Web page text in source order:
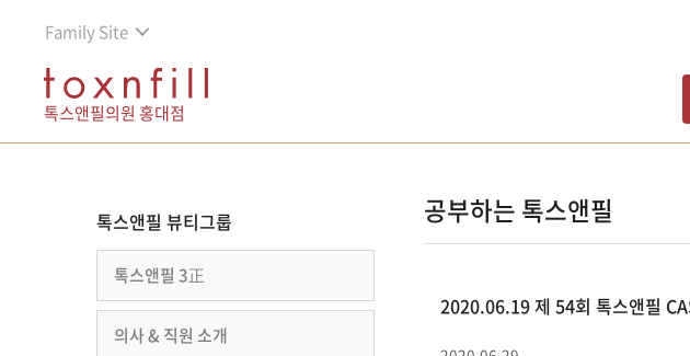
Family Site
톡스앤필의원 홍대점
톡스앤필 뷰티그룹
톡스앤필 3正
의사 & 직원 소개
공부하는 톡스앤필
2020.06.19 제 54회 톡스앤필